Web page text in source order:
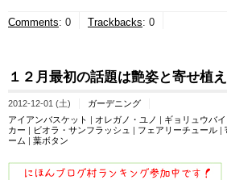
Comments: 0 Trackbacks: 0
１２月最初の話題は艶姿と寄せ植
2012-12-01 (土)
ガーデニング
アイアンバスケット | オレガノ・ユノ | ギョリュウバイ
カー | ビオラ・サンフラッシュ | フェアリーチュール |
ーム | 葉ボタン